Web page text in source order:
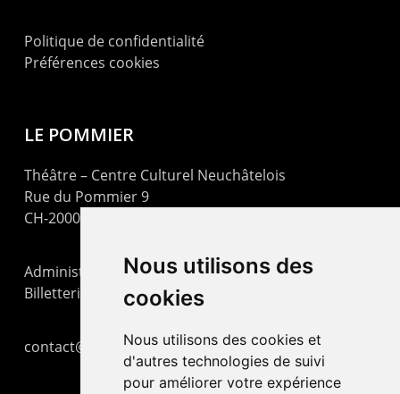
Nous utilisons des
cookies
Nous utilisons des cookies et
d'autres technologies de suivi
pour améliorer votre expérience
Politique de confidentialité
Préférences cookies
LE POMMIER
Théâtre – Centre Culturel Neuchâtelois
Rue du Pommier 9
CH-2000 Neuchâtel
Administration : +41 32 725 03 03
Billetterie : +41 32 725 05 05
contact@lepommier.ch